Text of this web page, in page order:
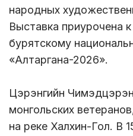
народных
Выставка приурочена
бурятскому
«Алтаргана-2026».
Цэрэнгийн
монгольских
на реке Халхин-Гол. В